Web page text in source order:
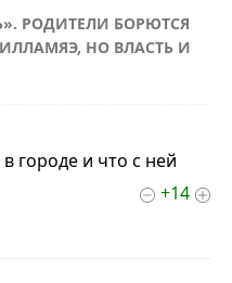
РОДИТЕЛИ БОРЮТСЯ
НО ВЛАСТЬ И
городе и что с ней
+14